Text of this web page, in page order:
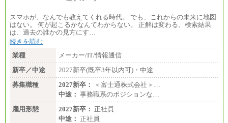
スマホが、なんでも教えてくれる時代。 でも、これからの未来に地図
はない。 何が起こるかなんてわからない。 正解は変わる。検索結果
は、過去の誰かの見方にす…
続きを読む
業種
メーカー/IT/情報通信
新卒／中途
2027新卒(既卒3年以内可)・中途
募集職種
2027新卒：
＜富士通株式会社＞…
中途： 事務職系のポジションな…
雇用形態
2027新卒： 正社員
中途： 正社員